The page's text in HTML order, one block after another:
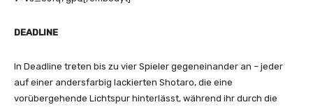
DEADLINE
In Deadline treten bis zu vier Spieler gegeneinander an – jeder
auf einer andersfarbig lackierten Shotaro, die eine
vorübergehende Lichtspur hinterlässt, während ihr durch die